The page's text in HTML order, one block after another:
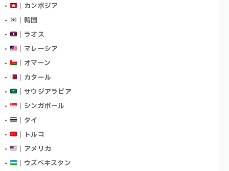
｜カンボジア
｜韓国
｜ラオス
｜マレーシア
｜オマーン
｜カタール
｜サウジアラビア
｜シンガポール
｜タイ
｜トルコ
｜アメリカ
｜ウズベキスタン